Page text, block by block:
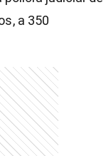
a 350